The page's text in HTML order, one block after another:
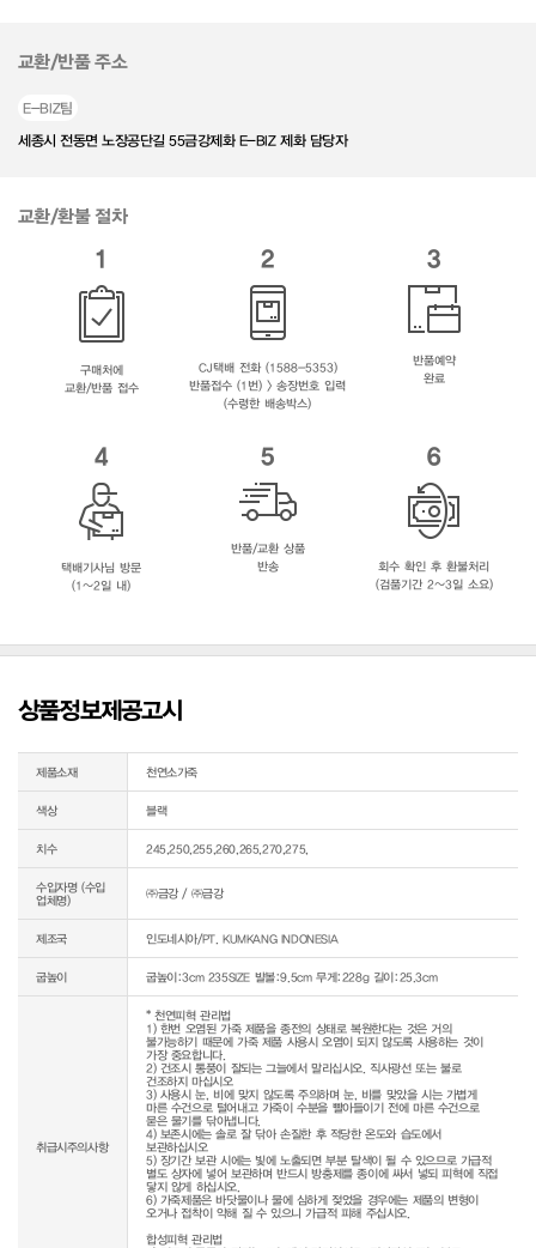
교환/반품 주소
E-BIZ팀
세종시 전동면 노장공단길 55금강제화 E-BIZ 제화 담당자
교환/환불 절차
1
구매처에
교환/반품 접수
2
CJ택배 전화 (1588-5353)
반품접수 (1번) > 송장번호 입력
(수령한 배송박스)
3
반품예약
완료
4
택배기사님 방문
(1~2일 내)
5
반품/교환 상품
반송
6
회수 확인 후 환불처리
(검품기간 2~3일 소요)
상품정보제공고시
제품소재 천연소가죽
색상 블랙
치수 245,250,255,260,265,270,275,
수입자명 (수입
업체명)
㈜금강 / ㈜금강
제조국 인도네시아/PT. KUMKANG INDONESIA
굽높이 굽높이:3cm 235SIZE 발볼:9.5cm 무게:228g 길이:25.3cm
취급시주의사항
* 천연피혁 관리법
1) 한번 오염된 가죽 제품을 종전의 상태로 복원한다는 것은 거의
불가능하기 때문에 가죽 제품 사용시 오염이 되지 않도록 사용하는 것이
가장 중요합니다.
2) 건조시 통풍이 잘되는 그늘에서 말리십시오. 직사광선 또는 불로
건조하지 마십시오
3) 사용시 눈, 비에 맞지 않도록 주의하며 눈, 비를 맞았을 시는 가볍게
마른 수건으로 털어내고 가죽이 수분을 빨아들이기 전에 마른 수건으로
묻은 물기를 닦아냅니다.
4) 보존시에는 솔로 잘 닦아 손질한 후 적당한 온도와 습도에서
보관하십시오
5) 장기간 보관 시에는 빛에 노출되면 부분 탈색이 될 수 있으므로 가급적
별도 상자에 넣어 보관하며 반드시 방충제를 종이에 싸서 넣되 피혁에 직접
닿지 않게 하십시오.
6) 가죽제품은 바닷물이나 물에 심하게 젖었을 경우에는 제품의 변형이
오거나 접착이 약해 질 수 있으니 가급적 피해 주십시오.
합성피혁 관리법